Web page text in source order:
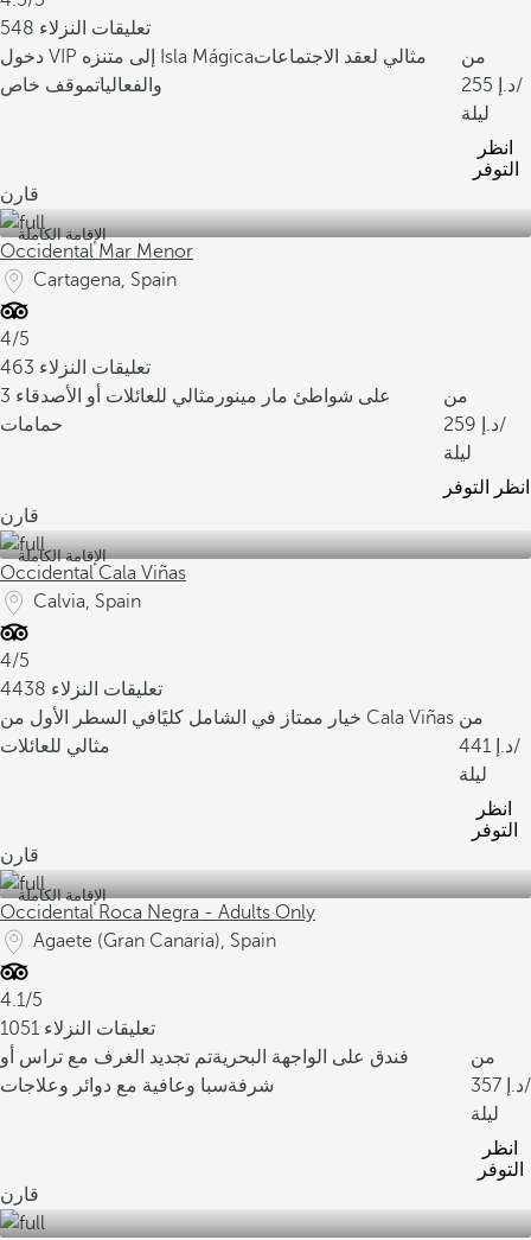
548 تعليقات النزلاء
دخول VIP إلى متنزه Isla Mágicaمثالي لعقد الاجتماعات
والفعالياتموقف خاص
من
255
/
ليلة
انظر
التوفر
قارن
الإقامة الكاملة
Occidental Mar Menor
Cartagena, Spain
4/5
463 تعليقات النزلاء
على شواطئ مار مينور مثالي للعائلات أو الأصدقاء 3
حمامات
من
259
/
ليلة
انظر التوفر
قارن
الإقامة الكاملة
Occidental Cala Viñas
Calvia, Spain
4/5
4438 تعليقات النزلاء
خيار ممتاز في الشامل كليًا في السطر الأول من Cala Viñas
مثالي للعائلات
من
441
/
ليلة
انظر
التوفر
قارن
الإقامة الكاملة
Occidental Roca Negra - Adults Only
Agaete (Gran Canaria), Spain
4.1/5
1051 تعليقات النزلاء
فندق على الواجهة البحريةتم تجديد الغرف مع تراس أو
شرفةسبا وعافية مع دوائر وعلاجات
من
357
/
ليلة
انظر
التوفر
قارن